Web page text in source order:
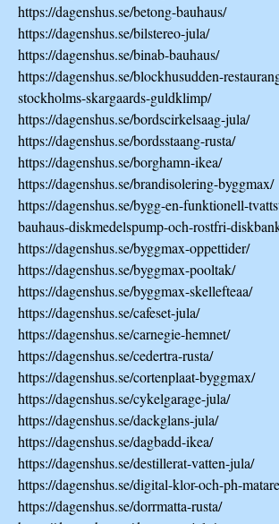
https://dagenshus.se/betong-bauhaus/
https://dagenshus.se/bilstereo-jula/
https://dagenshus.se/binab-bauhaus/
https://dagenshus.se/blockhusudden-
stockholms-skargaards-guldklimp/
https://dagenshus.se/bordscirkelsaag-jula/
https://dagenshus.se/bordsstaang-rusta/
https://dagenshus.se/borghamn-ikea/
https://dagenshus.se/brandisolering-byggmax/
https://dagenshus.se/bygg-en-funktionell-
bauhaus-diskmedelspump-och-rostfri-
https://dagenshus.se/byggmax-oppettider/
https://dagenshus.se/byggmax-pooltak/
https://dagenshus.se/byggmax-skellefteaa/
https://dagenshus.se/cafeset-jula/
https://dagenshus.se/carnegie-hemnet/
https://dagenshus.se/cedertra-rusta/
https://dagenshus.se/cortenplaat-byggmax/
https://dagenshus.se/cykelgarage-jula/
https://dagenshus.se/dackglans-jula/
https://dagenshus.se/dagbadd-ikea/
https://dagenshus.se/destillerat-vatten-jula/
https://dagenshus.se/digital-klor-och-ph-
https://dagenshus.se/dorrmatta-rusta/